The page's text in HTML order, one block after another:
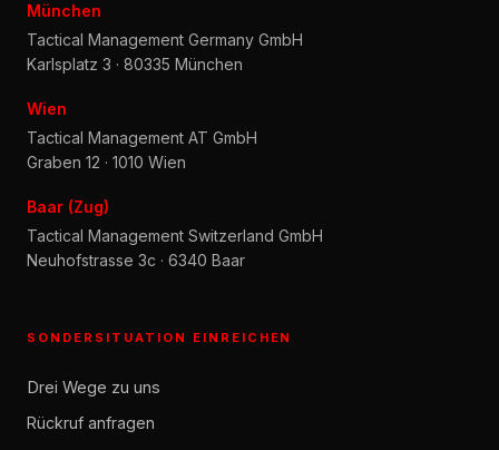
München
Tactical Management Germany GmbH
Karlsplatz 3 · 80335 München
Wien
Tactical Management AT GmbH
Graben 12 · 1010 Wien
Baar (Zug)
Tactical Management Switzerland GmbH
Neuhofstrasse 3c · 6340 Baar
SONDERSITUATION EINREICHEN
Drei Wege zu uns
Rückruf anfragen